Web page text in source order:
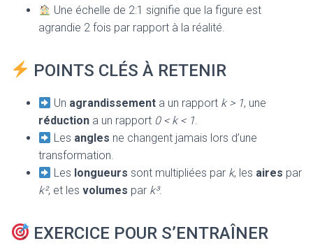
Une échelle de 2:1 signifie que la figure est
agrandie 2 fois par rapport à la réalité.
POINTS CLÉS À RETENIR
Un agrandissement a un rapport k > 1, une
réduction a un rapport 0 < k < 1.
Les angles ne changent jamais lors d’une
transformation.
Les longueurs sont multipliées par k, les aires par
k², et les volumes par k³.
EXERCICE POUR S’ENTRAÎNER